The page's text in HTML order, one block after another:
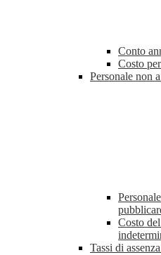
Conto
Costo
Personale non
Costo
Tassi di assenza